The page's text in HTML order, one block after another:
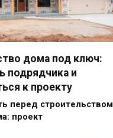
дома под ключ:
подрядчика и
к проекту
перед строительством
проект